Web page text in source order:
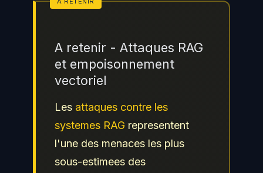
A retenir - Attaques RAG
et empoisonnement
vectoriel
Les attaques contre les
systemes RAG representent
l'une des menaces les plus
sous-estimees des